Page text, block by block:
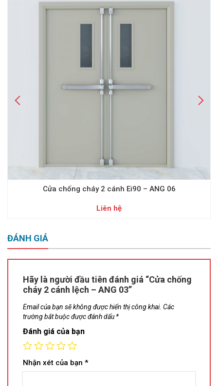
Cửa chống cháy 2 cánh Ei90 – ANG 06
Liên hệ
ĐÁNH GIÁ
Hãy là người đầu tiên đánh giá “Cửa chống
cháy 2 cánh lệch – ANG 03”
Email của bạn sẽ không được hiển thị công khai. Các
trường bắt buộc được đánh dấu *
Đánh giá của bạn
Nhận xét của bạn *